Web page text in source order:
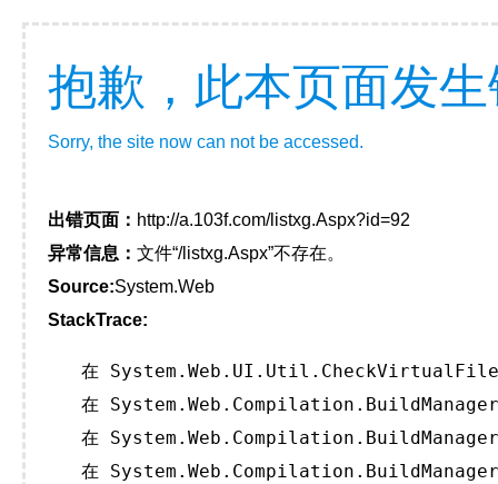
抱歉，此本页面发
Sorry, the site now can not be accessed.
出错页面： http://a.103f.com/listxg.Aspx?id=92
异常信息： 文件“/listxg.Aspx”不存在。
Source:System.Web
StackTrace:
在
在
在
在